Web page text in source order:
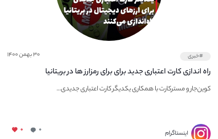
#خبری ۳۰ بهمن ۱۴۰۰
راه اندازی کارت اعتباری جدید برای برای رمزارز ها در بریتانیا
کوین‌جار و مسترکارت با همکاری یکدیگر کارت اعتباری جدیدی...
اینستاگرام ۰ ۰